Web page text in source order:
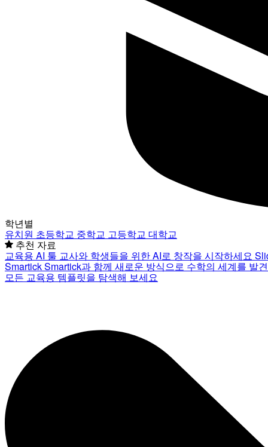
학년별
유치원 초등학교 중학교 고등학교 대학교
추천 자료
교육용 AI 툴 교사와 학생들을 위한 AI로 창작을 시작하세요
SmartickSmartick과 함께 새로운 방식으로 수학의 세계를 발
모든 교육용 템플릿을 탐색해 보세요